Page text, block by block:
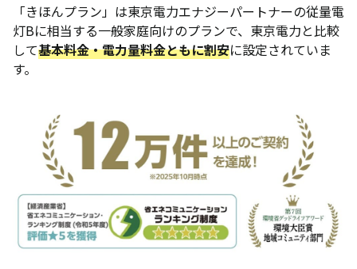
「きほんプラン」は東京電力エナジーパートナーの従量電
灯Bに相当する一般家庭向けのプランで、東京電力と比較
して基本料金・電力量料金ともに割安に設定されていま
す。